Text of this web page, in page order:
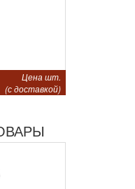
Цена шт.
(с доставкой)